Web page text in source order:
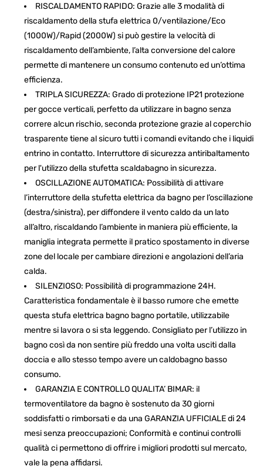
RISCALDAMENTO RAPIDO: Grazie alle 3 modalità di
riscaldamento della stufa elettrica 0/ventilazione/Eco
(1000W)/Rapid (2000W) si può gestire la velocità di
riscaldamento dell’ambiente, l’alta conversione del calore
permette di mantenere un consumo contenuto ed un’ottima
efficienza.
TRIPLA SICUREZZA: Grado di protezione IP21 protezione
per gocce verticali, perfetto da utilizzare in bagno senza
correre alcun rischio, seconda protezione grazie al coperchio
trasparente tiene al sicuro tutti i comandi evitando che i liquidi
entrino in contatto. Interruttore di sicurezza antiribaltamento
per l'utilizzo della stufetta scaldabagno in sicurezza.
OSCILLAZIONE AUTOMATICA: Possibilità di attivare
l’interruttore della stufetta elettrica da bagno per l’oscillazione
(destra/sinistra), per diffondere il vento caldo da un lato
all’altro, riscaldando l’ambiente in maniera più efficiente, la
maniglia integrata permette il pratico spostamento in diverse
zone del locale per cambiare direzioni e angolazioni dell’aria
calda.
SILENZIOSO: Possibilità di programmazione 24H.
Caratteristica fondamentale è il basso rumore che emette
questa stufa elettrica bagno bagno portatile, utilizzabile
mentre si lavora o si sta leggendo. Consigliato per l’utilizzo in
bagno così da non sentire più freddo una volta usciti dalla
doccia e allo stesso tempo avere un caldobagno basso
consumo.
GARANZIA E CONTROLLO QUALITA’ BIMAR: il
termoventilatore da bagno è sostenuto da 30 giorni
soddisfatti o rimborsati e da una GARANZIA UFFICIALE di 24
mesi senza preoccupazioni; Conformità e continui controlli
qualità ci permettono di offrire i migliori prodotti sul mercato,
vale la pena affidarsi.